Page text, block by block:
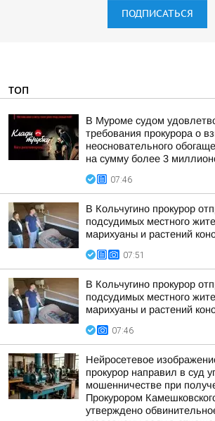
ПОДПИСАТЬСЯ
ТОП
В Муроме судом
требования прокурора о
неосновательного
на сумму более 3
07:46
В Кольчугино прокурор
подсудимых местного
марихуаны и растений
07:51
В Кольчугино прокурор
подсудимых местного
марихуаны и растений
07:46
Нейросетевое
прокурор направил в суд
мошенничестве при
Прокурором
утверждено